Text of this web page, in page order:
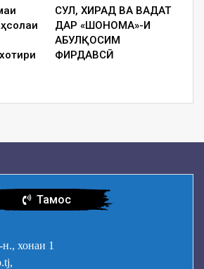
СУЛҲ, ХИРАД ВА ВАҲДАТ
ДАР «ШОҲНОМА»-И
АБУЛҚОСИМ
ФИРДАВСӢ
Тамос
хонаи 1